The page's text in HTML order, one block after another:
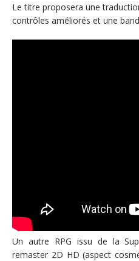
Le titre proposera une
contrôles améliorés et une
Un autre RPG issu de la
remaster 2D HD (aspect